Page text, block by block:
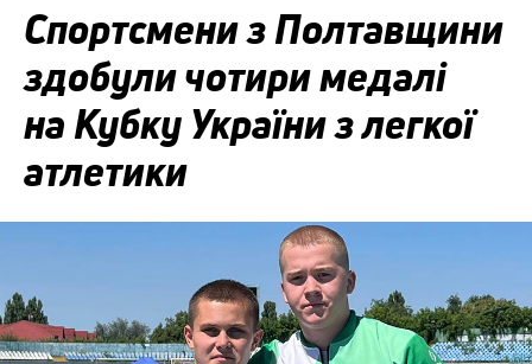
Спортсмени з Полтавщини
здобули чотири медалі
на Кубку України з легкої
атлетики